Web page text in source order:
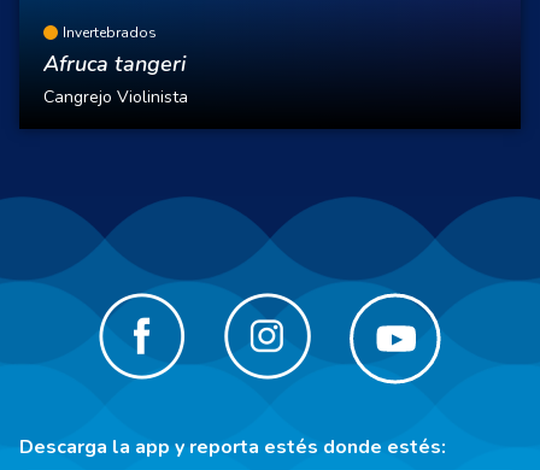
Invertebrados
Afruca tangeri
Cangrejo Violinista
Descarga la app y reporta estés donde estés: